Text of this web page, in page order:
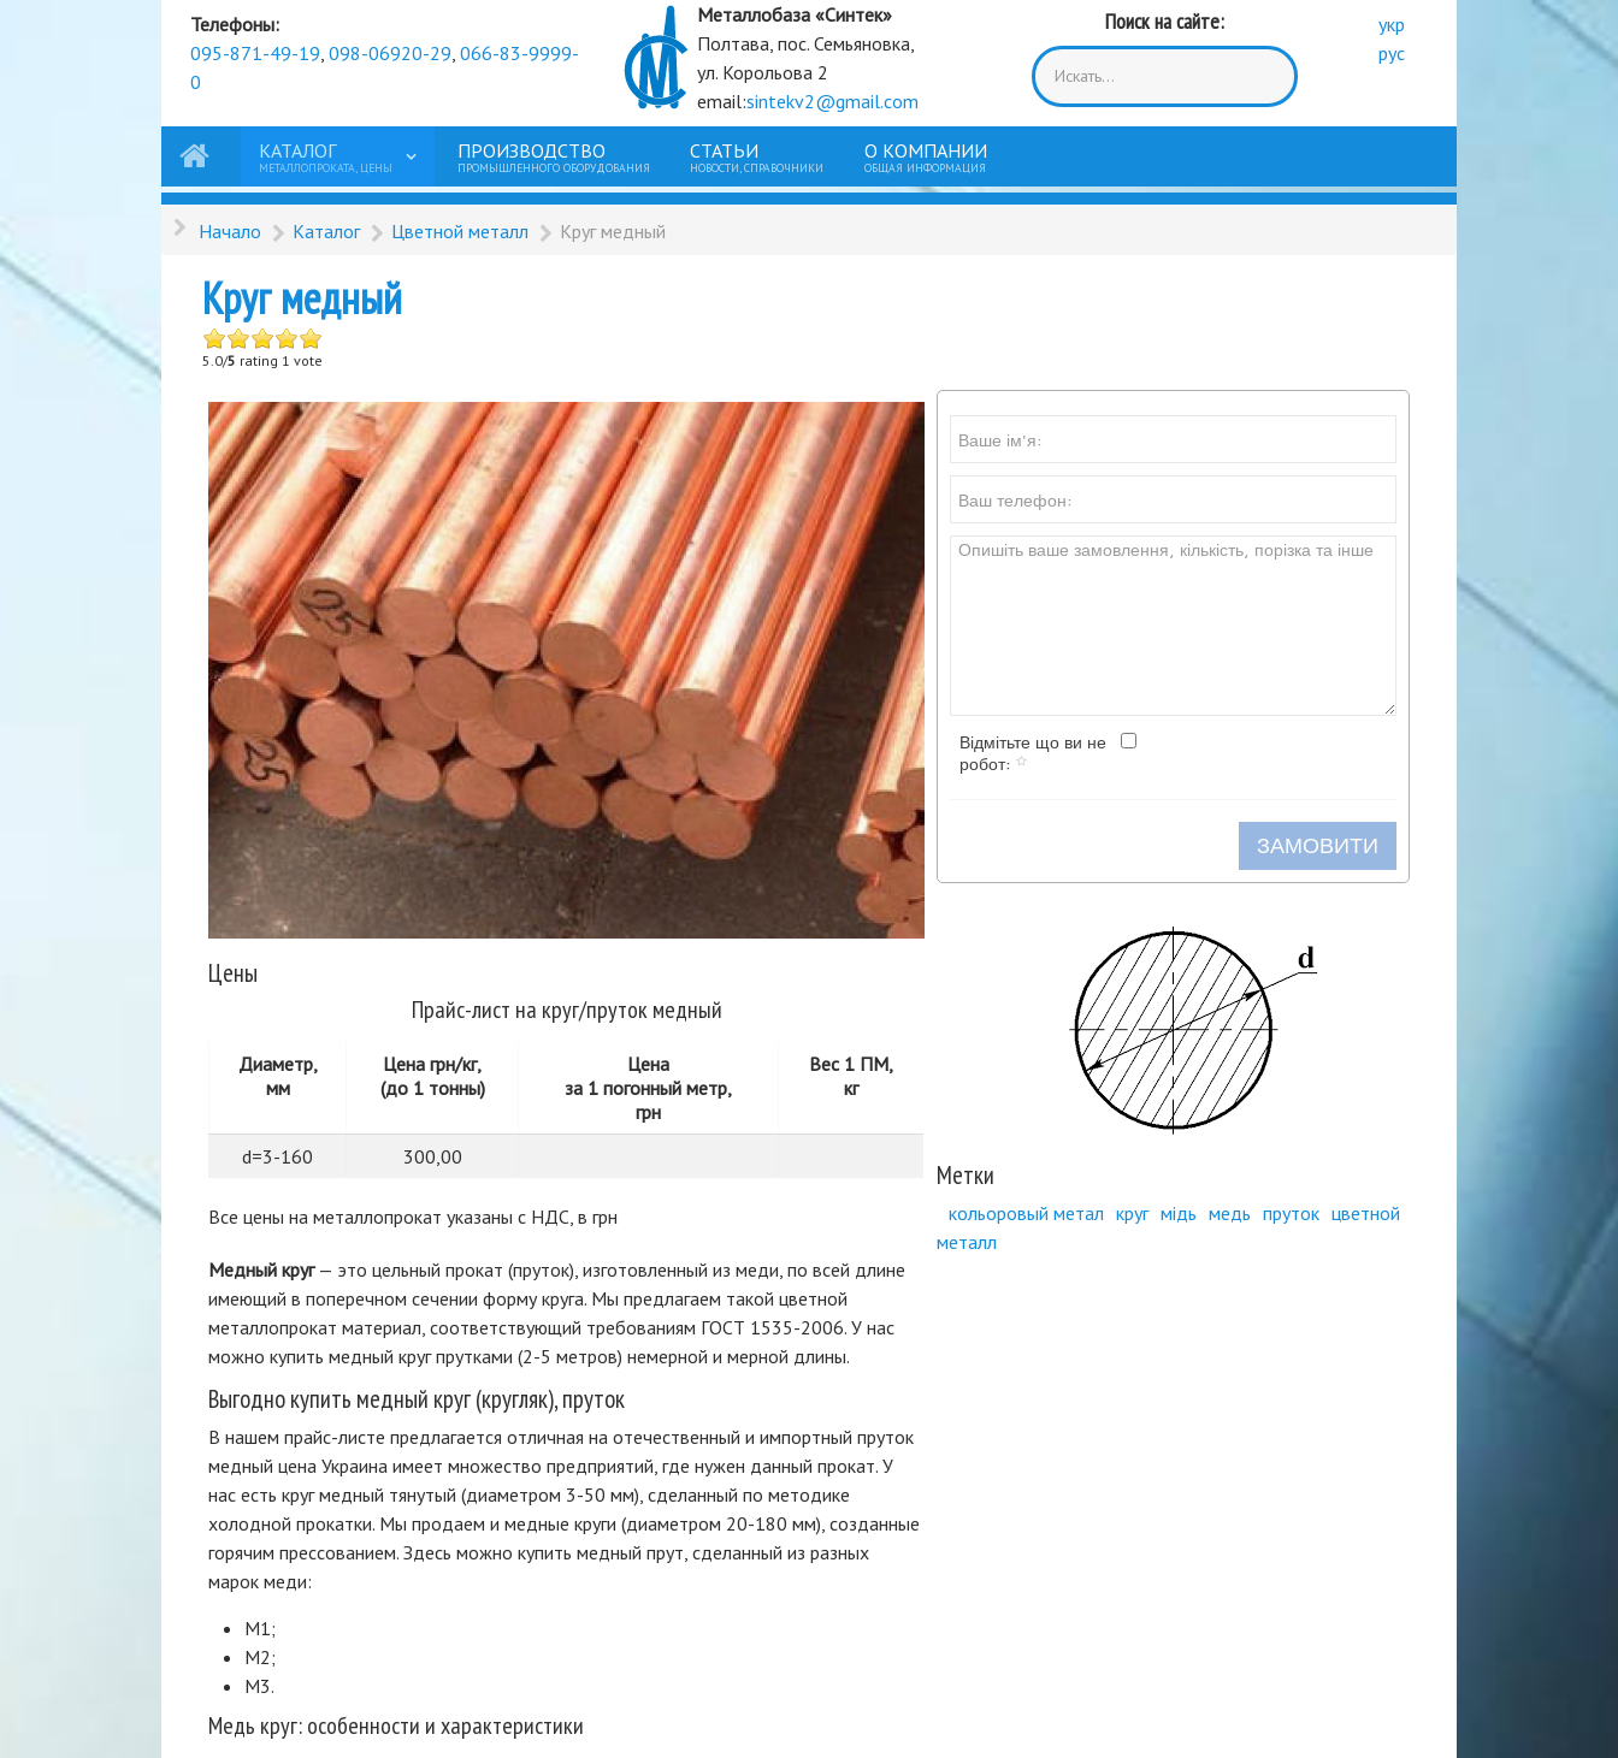
Телефоны:
095-871-49-19,098-06920-29,066-83-9999-
0
Металлобаза «Синтек»
Полтава, пос. Семьяновка,
ул. Корольова 2
email:sintekv2@gmail.com
Поиск на сайте:
укр
рус
КАТАЛОГ
МЕТАЛЛОПРОКАТА, ЦЕНЫ
ПРОИЗВОДСТВО
ПРОМЫШЛЕННОГО ОБОРУДОВАНИЯ
СТАТЬИ
НОВОСТИ, СПРАВОЧНИКИ
О КОМПАНИИ
ОБЩАЯ ИНФОРМАЦИЯ
Начало Каталог Цветной металл Круг медный
Круг медный
5.0/5 rating 1 vote
Цены
Прайс-лист на круг/пруток медный
Диаметр,
мм
Цена грн/кг,
(до 1 тонны)
Цена
за 1 погонный метр,
грн
Вес 1 ПМ,
кг
d=3-160 300,00
Все цены на металлопрокат указаны с НДС, в грн
Медный круг— это цельный прокат (пруток), изготовленный из меди, по всей длине
имеющий в поперечном сечении форму круга. Мы предлагаем такой цветной
металлопрокат материал, соответствующий требованиям ГОСТ 1535-2006. У нас
можно купить медный круг прутками (2-5 метров) немерной и мерной длины.
Выгодно купить медный круг (кругляк), пруток
В нашем прайс-листе предлагается отличная на отечественный и импортный пруток
медный цена Украина имеет множество предприятий, где нужен данный прокат. У
нас есть круг медный тянутый (диаметром 3-50 мм), сделанный по методике
холодной прокатки. Мы продаем и медные круги (диаметром 20-180 мм), созданные
горячим прессованием. Здесь можно купить медный прут, сделанный из разных
марок меди:
M1;
M2;
М3.
Медь круг: особенности и характеристики
Відмітьте що ви не
робот:
ЗАМОВИТИ
Метки
кольоровый метал круг мідь медь пруток цветной
металл